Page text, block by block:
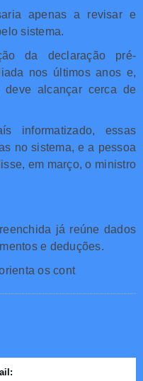
apenas a revisar e
sistema.
da declaração pré-
nos últimos anos e,
deve alcançar cerca de
informatizado, essas
no sistema, e a pessoa
em março, o ministro
já reúne dados
e deduções.
os cont